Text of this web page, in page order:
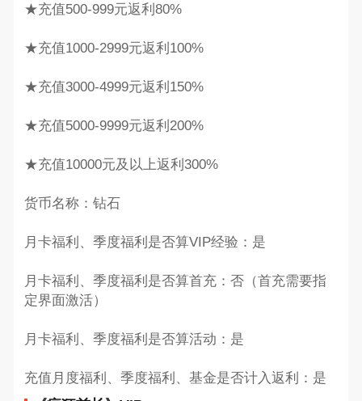
★充值500-999元返利80%
★充值1000-2999元返利100%
★充值3000-4999元返利150%
★充值5000-9999元返利200%
★充值10000元及以上返利300%
货币名称：钻石
月卡福利、季度福利是否算VIP经验：是
月卡福利、季度福利是否算首充：否（首充需要指
定界面激活）
月卡福利、季度福利是否算活动：是
充值月度福利、季度福利、基金是否计入返利：是